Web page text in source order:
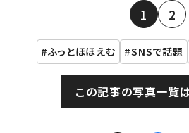
1 2
ふっとほほえむ SNSで話題
この記事の写真一覧